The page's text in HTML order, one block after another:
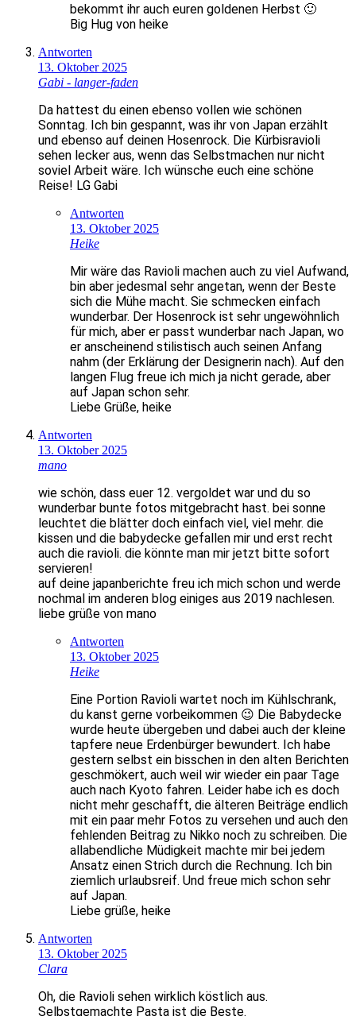
bekommt ihr auch euren goldenen Herbst 🙂
Big Hug von heike
Antworten
13. Oktober 2025
Gabi - langer-faden
Da hattest du einen ebenso vollen wie schönen
Sonntag. Ich bin gespannt, was ihr von Japan erzählt
und ebenso auf deinen Hosenrock. Die Kürbisravioli
sehen lecker aus, wenn das Selbstmachen nur nicht
soviel Arbeit wäre. Ich wünsche euch eine schöne
Reise! LG Gabi
Antworten
13. Oktober 2025
Heike
Mir wäre das Ravioli machen auch zu viel Aufwand,
bin aber jedesmal sehr angetan, wenn der Beste
sich die Mühe macht. Sie schmecken einfach
wunderbar. Der Hosenrock ist sehr ungewöhnlich
für mich, aber er passt wunderbar nach Japan, wo
er anscheinend stilistisch auch seinen Anfang
nahm (der Erklärung der Designerin nach). Auf den
langen Flug freue ich mich ja nicht gerade, aber
auf Japan schon sehr.
Liebe Grüße, heike
Antworten
13. Oktober 2025
mano
wie schön, dass euer 12. vergoldet war und du so
wunderbar bunte fotos mitgebracht hast. bei sonne
leuchtet die blätter doch einfach viel, viel mehr. die
kissen und die babydecke gefallen mir und erst recht
auch die ravioli. die könnte man mir jetzt bitte sofort
servieren!
auf deine japanberichte freu ich mich schon und werde
nochmal im anderen blog einiges aus 2019 nachlesen.
liebe grüße von mano
Antworten
13. Oktober 2025
Heike
Eine Portion Ravioli wartet noch im Kühlschrank,
du kanst gerne vorbeikommen 😉 Die Babydecke
wurde heute übergeben und dabei auch der kleine
tapfere neue Erdenbürger bewundert. Ich habe
gestern selbst ein bisschen in den alten Berichten
geschmökert, auch weil wir wieder ein paar Tage
auch nach Kyoto fahren. Leider habe ich es doch
nicht mehr geschafft, die älteren Beiträge endlich
mit ein paar mehr Fotos zu versehen und auch den
fehlenden Beitrag zu Nikko noch zu schreiben. Die
allabendliche Müdigkeit machte mir bei jedem
Ansatz einen Strich durch die Rechnung. Ich bin
ziemlich urlaubsreif. Und freue mich schon sehr
auf Japan.
Liebe grüße, heike
Antworten
13. Oktober 2025
Clara
Oh, die Ravioli sehen wirklich köstlich aus.
Selbstgemachte Pasta ist die Beste.